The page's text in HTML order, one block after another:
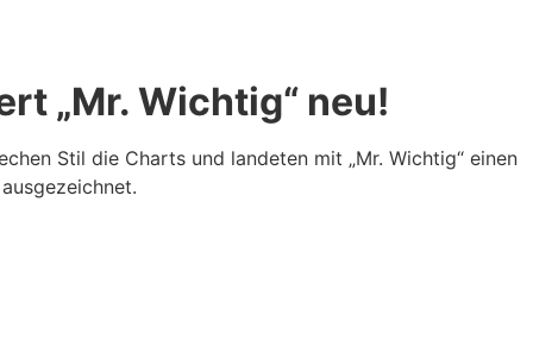
„Mr. Wichtig“ neu!
Stil die Charts und landeten mit „Mr. Wichtig“ einen